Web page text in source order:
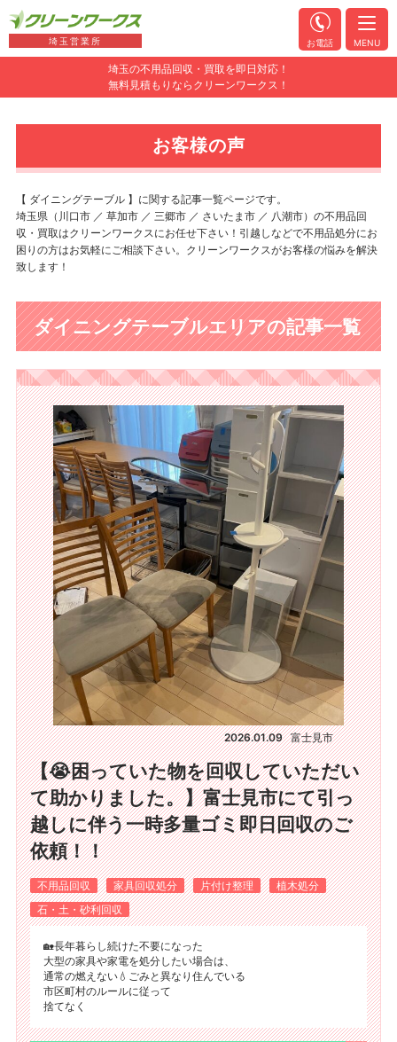
埼玉の不用品回収・買取を即日対応！
無料見積もりならクリーンワークス！
埼玉営業所 お電話 MENU
お客様の声
【 ダイニングテーブル 】に関する記事一覧ページです。
埼玉県（川口市 ／ 草加市 ／ 三郷市 ／ さいたま市 ／ 八潮市）の不用品回
収・買取はクリーンワークスにお任せ下さい！引越しなどで不用品処分にお
困りの方はお気軽にご相談下さい。クリーンワークスがお客様の悩みを解決
致します！
ダイニングテーブルエリアの記事一覧
2026.01.09 富士見市
【😭困っていた物を回収していただい
て助かりました。】富士見市にて引っ
越しに伴う一時多量ゴミ即日回収のご
依頼！！
不用品回収 家具回収処分 片付け整理
植木処分
石・土・砂利回収
🏡長年暮らし続けた不要になった
大型の家具や家電を処分したい場合は、
通常の燃えない💧ごみと異なり住んでいる
市区町村のルールに従って
捨てなく